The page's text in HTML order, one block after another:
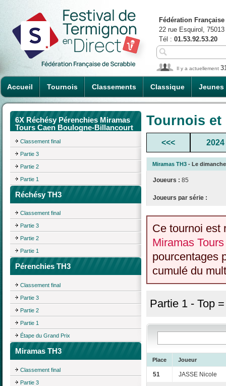
Accueil Tournois Classements Classique Jeunes
Fédération
22 rue Esquirol,
Tél : 01.53.92.53.20
Il y a actuellement
6X Réchésy Pérenchies Miramas
Tours Caen Boulogne-Billancourt
Classement final
Partie 3
Partie 2
Partie 1
Réchésy TH3
Classement final
Partie 3
Partie 2
Partie 1
Pérenchies TH3
Classement final
Partie 3
Partie 2
Partie 1
Étape du Grand Prix
Miramas TH3
Classement final
Partie 3
Tournois
<<< 2024
Miramas TH3 - Le
Joueurs : 85
Joueurs par série :
Ce tournoi est
Miramas
pourcentages
cumulé du
Partie 1 - Top
Place Joueur
51 JASSE Nicole